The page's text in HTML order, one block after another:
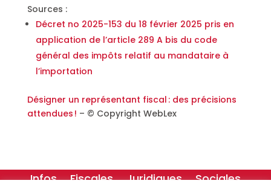
Sources :
Décret no 2025-153 du 18 février 2025 pris en
application de l’article 289 A bis du code
général des impôts relatif au mandataire à
l’importation
Désigner un représentant fiscal : des précisions
attendues ! – © Copyright WebLex
Infos Fiscales Juridiques
Sociales